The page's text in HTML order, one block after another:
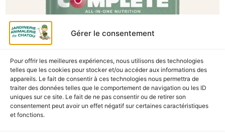
Gérer le consentement
Pour offrir les meilleures expériences, nous utilisons des technologies
telles que les cookies pour stocker et/ou accéder aux informations des
appareils. Le fait de consentir à ces technologies nous permettra de
traiter des données telles que le comportement de navigation ou les ID
uniques sur ce site. Le fait de ne pas consentir ou de retirer son
consentement peut avoir un effet négatif sur certaines caractéristiques
et fonctions.
A Catégoriser
CUNI COMPLETE SENSITIVE 1.75KG
En stock